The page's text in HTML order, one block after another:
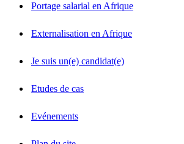
Portage salarial en Afrique
Externalisation en Afrique
Je suis un(e) candidat(e)
Etudes de cas
Evénements